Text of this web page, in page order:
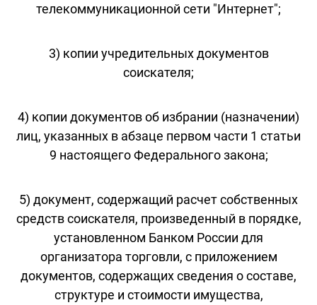
телекоммуникационной сети "Интернет";
3) копии учредительных документов
соискателя;
4) копии документов об избрании (назначении)
лиц, указанных в абзаце первом части 1 статьи
9 настоящего Федерального закона;
5) документ, содержащий расчет собственных
средств соискателя, произведенный в порядке,
установленном Банком России для
организатора торговли, с приложением
документов, содержащих сведения о составе,
структуре и стоимости имущества,